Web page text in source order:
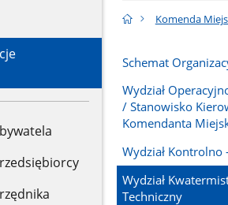
Komenda
Schemat
Wydział
/ Stanowisko
Komendanta
Wydział Kontrolno
Wydział
Techniczny